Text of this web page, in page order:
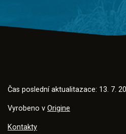
Čas poslední aktualitazace: 13. 7.
Vyrobeno v Origine
Kontakty